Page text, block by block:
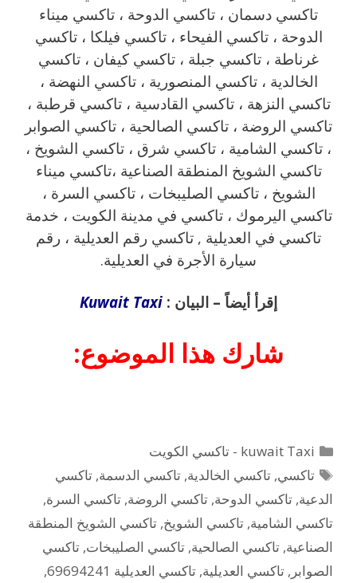
تاكسي دسمان ، تاكسي الدوحة ، تاكسي ميناء
الدوحة ، تاكسي الفيحاء ، تاكسي فيلكا ، تاكسي
غرناطة ، تاكسي جبلة ، تاكسي كيفان ، تاكسي
الخالدية ، تاكسي المنصورية ، تاكسي النهضة ،
تاكسي النزهة ، تاكسي القادسية ، تاكسي قرطبة ،
تاكسي الروضة ، تاكسي الصالحية ، تاكسي الصوابر
، تاكسي الشامية ، تاكسي شرق ، تاكسي الشويخ ،
تاكسي الشويخ المنطقة الصناعية ،تاكسي ميناء
الشويخ ، تاكسي الصليبخات ، تاكسي السرة ،
تاكسي اليرموك ، تاكسي في مدينة الكويت ، خدمة
تاكسي في العديلية , تاكسي رقم العديلية ، رقم
سيارة الأجرة في العديلية.
إقرأ أيضاً – البيان : Kuwait Taxi
شارك هذا الموضوع:
التصنيفات
kuwait Taxi - تاكسي الكويت
الوسوم
تاكسي,تاكسي الخالدية,تاكسي الدسمة,تاكسي
الدعية, تاكسي الدوحة, تاكسي الروضة, تاكسي السرة,
تاكسي الشامية, تاكسي الشويخ, تاكسي الشويخ المنطقة
الصناعية, تاكسي الصالحية, تاكسي الصليبخات, تاكسي
الصوابر , تاكسي العديلية, تاكسي العديلية 69694241
,